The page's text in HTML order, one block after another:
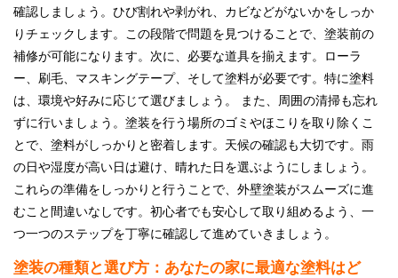
確認しましょう。ひび割れや剥がれ、カビなどがないかをしっか
りチェックします。この段階で問題を見つけることで、塗装前の
補修が可能になります。次に、必要な道具を揃えます。ローラ
ー、刷毛、マスキングテープ、そして塗料が必要です。特に塗料
は、環境や好みに応じて選びましょう。 また、周囲の清掃も忘れ
ずに行いましょう。塗装を行う場所のゴミやほこりを取り除くこ
とで、塗料がしっかりと密着します。天候の確認も大切です。雨
の日や湿度が高い日は避け、晴れた日を選ぶようにしましょう。
これらの準備をしっかりと行うことで、外壁塗装がスムーズに進
むこと間違いなしです。初心者でも安心して取り組めるよう、一
つ一つのステップを丁寧に確認して進めていきましょう。
塗装の種類と選び方：あなたの家に最適な塗料はど